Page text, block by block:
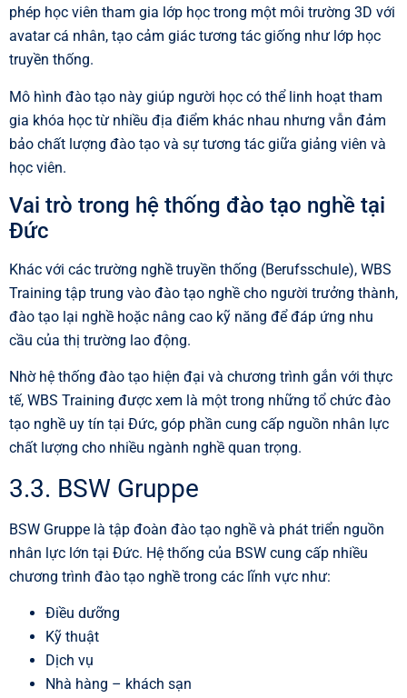
phép học viên tham gia lớp học trong một môi trường 3D với
avatar cá nhân, tạo cảm giác tương tác giống như lớp học
truyền thống.
Mô hình đào tạo này giúp người học có thể linh hoạt tham
gia khóa học từ nhiều địa điểm khác nhau nhưng vẫn đảm
bảo chất lượng đào tạo và sự tương tác giữa giảng viên và
học viên.
Vai trò trong hệ thống đào tạo nghề tại
Đức
Khác với các trường nghề truyền thống (Berufsschule), WBS
Training tập trung vào đào tạo nghề cho người trưởng thành,
đào tạo lại nghề hoặc nâng cao kỹ năng để đáp ứng nhu
cầu của thị trường lao động.
Nhờ hệ thống đào tạo hiện đại và chương trình gắn với thực
tế, WBS Training được xem là một trong những tổ chức đào
tạo nghề uy tín tại Đức, góp phần cung cấp nguồn nhân lực
chất lượng cho nhiều ngành nghề quan trọng.
3.3. BSW Gruppe
BSW Gruppe là tập đoàn đào tạo nghề và phát triển nguồn
nhân lực lớn tại Đức. Hệ thống của BSW cung cấp nhiều
chương trình đào tạo nghề trong các lĩnh vực như:
Điều dưỡng
Kỹ thuật
Dịch vụ
Nhà hàng – khách sạn